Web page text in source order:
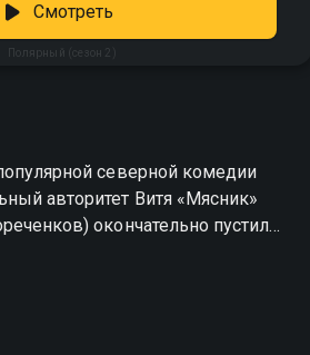
Полярный (сезон 2)
Смотреть
северной комедии
авторитет Витя «Мясник»
окончательно пустил
Он стал уважаемым в
амбициозные планы по
туризма. Однако его